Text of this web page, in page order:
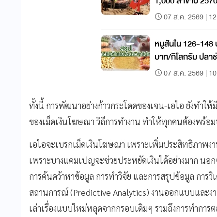
07 ส.ค. 2569 |
หมูสันใน 126-148
บาท/กิโลกรัม ปล
กิโลกรัม
07 ส.ค. 2569 |
ทั้งนี้ การพัฒนาอย่างก้าวกระโดดของเจน-เอไอ ยังทำให้
ของเม็ดเงินโฆษณา วิถีการทำงาน ทำให้ทุกคนต้องพร้
เอไอจะเบรกเม็ดเงินโฆษณา เพราะเพิ่มประสิทธิภาพ
เพราะบางแคมเปญจะช่วยประหยัดเงินได้อย่างมาก น
การค้นคว้าหาข้อมูล การทำวิจัย และการสรุปข้อมูล การ
สถานการณ์ (Predictive Analytics) งานออกแบบและ
เล่าเรื่องแบบใหม่หลุดจากกรอบเดิมๆ รวมถึงการทำกา